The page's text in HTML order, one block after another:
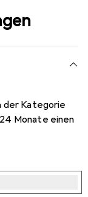
der Kategorie
Monate einen